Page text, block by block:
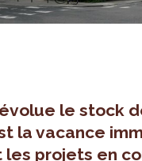
le stock
la vacance
les projets en